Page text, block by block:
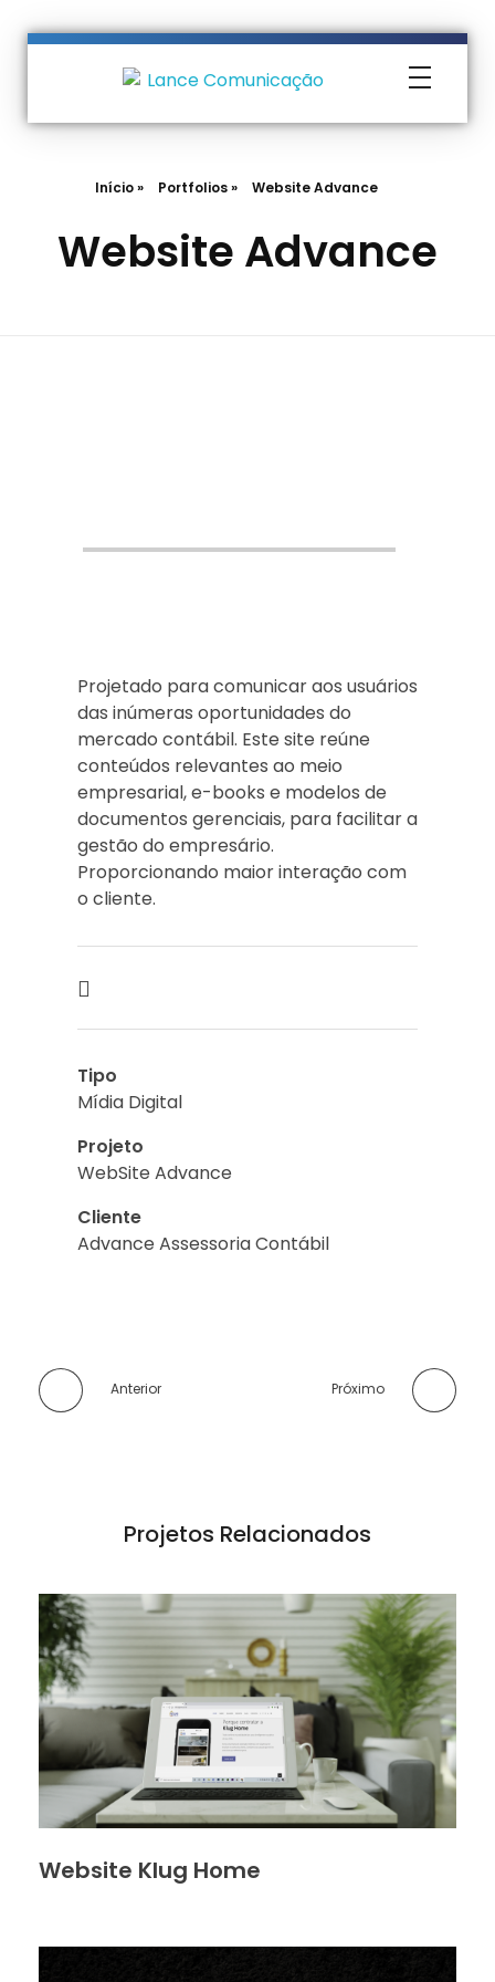
Início» Portfolios» Website Advance
Website Advance
Projetado para comunicar aos usuários
das inúmeras oportunidades do
mercado contábil. Este site reúne
conteúdos relevantes ao meio
empresarial, e-books e modelos de
documentos gerenciais, para facilitar a
gestão do empresário.
Proporcionando maior interação com
o cliente.
Tipo
Mídia Digital
Projeto
WebSite Advance
Cliente
Advance Assessoria Contábil
Anterior Próximo
Projetos Relacionados
Website Klug Home